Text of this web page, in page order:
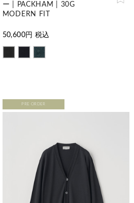
ー | PACKHAM | 30G
MODERN FIT
50,600円 税込
PRE ORDER